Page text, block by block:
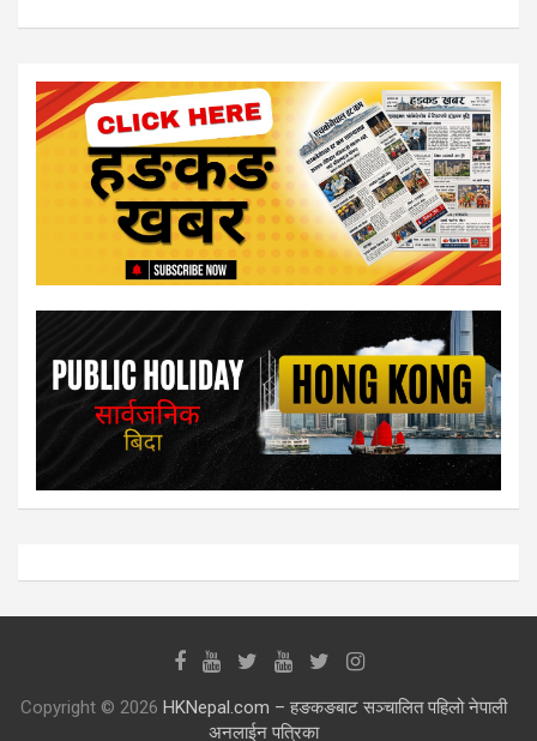
Copyright © 2026 HKNepal.com – हङकङबाट सञ्चालित पहिलो नेपाली
अनलाईन पत्रिका